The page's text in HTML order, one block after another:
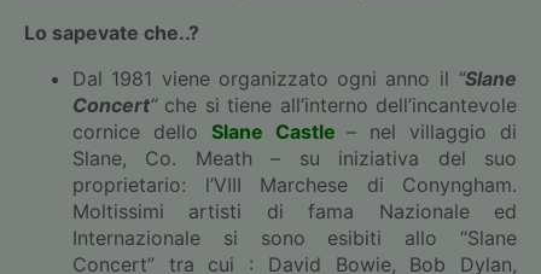
Lo sapevate che..?
Dal 1981 viene organizzato ogni anno il “Slane
Concert“che si tiene all’interno dell’incantevole
cornice dello Slane Castle– nel villaggio di
Slane, Co. Meath – su iniziativa del suo
proprietario: l’VIII Marchese di Conyngham.
Moltissimi artisti di fama Nazionale ed
Internazionale si sono esibiti allo “Slane
Concert” tra cui : David Bowie, Bob Dylan,